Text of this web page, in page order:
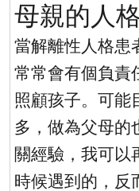
母親的人
當解離性人格患
常常會有個負責
照顧孩子。可能
多，做為父母的
關經驗，我可以
時候遇到的，反